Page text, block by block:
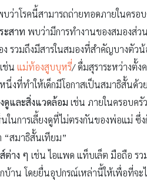
บว่าโรคนี้สามารถถ่ายทอดภายในครอ
ะสาท พบว่ามีการทำงานของสมองส่ว
ง รวมถึงมีสารในสมองที่สำคัญบางตั
เช่น แม่ท้องสูบบุหรี่/ ดื่มสุราระหว่างตั้ง
นึ่งที่ทำให้เด็กมีโอกาสเป็นสมาธิสั้นด้วย
ดูและสิ่งแวดล้อม เช่น ภายในครอบครั
ในการเลี้ยงดูที่ไม่ตรงกันของพ่อแม่
“สมาธิสั้นเทียม”
ต่าง ๆ เช่น ไอแพด แท็บเล็ต มือถือ ร
บ้าน โดยยื่นอุปกรณ์เหล่านี้ให้เพื่อที่จ